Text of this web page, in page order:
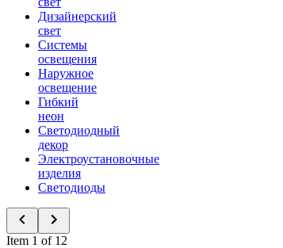
Дизайнерский
свет
Системы
освещения
Наружное
освещение
Гибкий
неон
Светодиодный
декор
Электроустановочные
изделия
Светодиоды
Item 1 of 12